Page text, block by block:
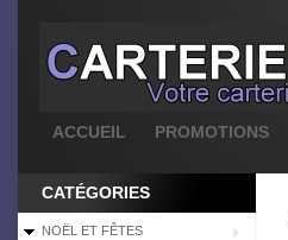
ACCUEIL PROMOTIONS
CATÉGORIES
NOËL ET FÊTES